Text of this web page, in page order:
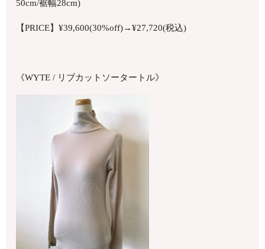
50cm/裾幅28cm)
【PRICE】¥39,600(30%off)→¥27,720(税込)
《WYTE / リブカットソータートル》